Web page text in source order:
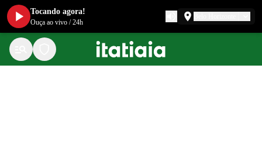
Tocando agora!
Ouça ao vivo /24h